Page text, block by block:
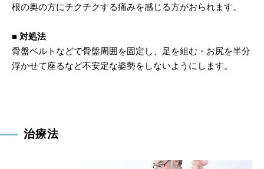
根の奥の方にチクチクする痛みを感じる方がおられます。
■ 対処法
骨盤ベルトなどで骨盤周囲を固定し、足を組む・お尻を半分
浮かせて座るなど不安定な姿勢をしないようにします。
治療法